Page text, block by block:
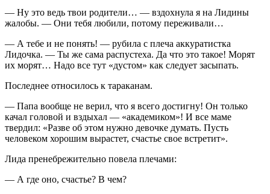
— Ну это ведь твои родители… — вздохнула я на Лидины
жалобы. — Они тебя любили, потому переживали…
— А тебе и не понять! — рубила с плеча аккуратистка
Лидочка. — Ты же сама распустеха. Да что это такое! Морят
их морят… Надо все тут «дустом» как следует засыпать.
Последнее относилось к тараканам.
— Папа вообще не верил, что я всего достигну! Он только
качал головой и вздыхал — «академиком»! И все маме
твердил: «Разве об этом нужно девочке думать. Пусть
человеком хорошим вырастет, счастье свое встретит».
Лида пренебрежительно повела плечами:
— А где оно, счастье? В чем?